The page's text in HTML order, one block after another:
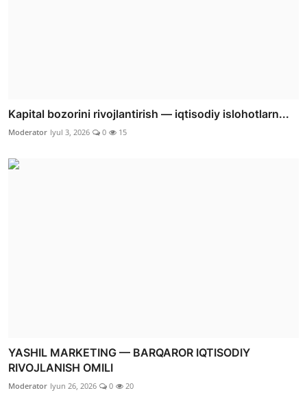
Kapital bozorini rivojlantirish — iqtisodiy islohotlarn...
Moderator Iyul 3, 2026 0 15
YASHIL MARKETING — BARQAROR IQTISODIY
RIVOJLANISH OMILI
Moderator Iyun 26, 2026 0 20